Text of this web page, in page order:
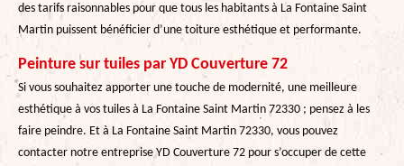
des tarifs raisonnables pour que tous les habitants à La Fontaine Saint
Martin puissent bénéficier d’une toiture esthétique et performante.
Peinture sur tuiles par YD Couverture 72
Si vous souhaitez apporter une touche de modernité, une meilleure
esthétique à vos tuiles à La Fontaine Saint Martin 72330 ; pensez à les
faire peindre. Et à La Fontaine Saint Martin 72330, vous pouvez
contacter notre entreprise YD Couverture 72 pour s’occuper de cette